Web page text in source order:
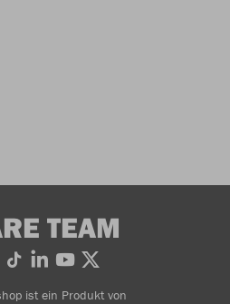
TEAM
ist ein Produkt von